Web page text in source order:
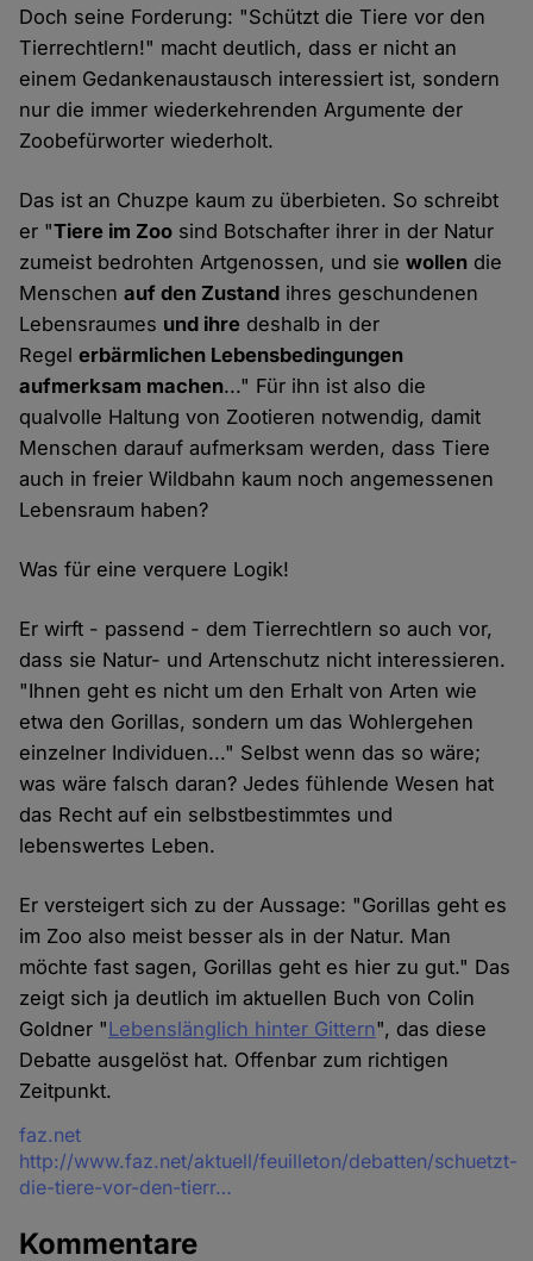
Doch seine Forderung: "Schützt die Tiere vor den
Tierrechtlern!" macht deutlich, dass er nicht an
einem Gedankenaustausch interessiert ist, sondern
nur die immer wiederkehrenden Argumente der
Zoobefürworter wiederholt.
Das ist an Chuzpe kaum zu überbieten. So schreibt
er "Tiere im Zoo sind Botschafter ihrer in der Natur
zumeist bedrohten Artgenossen, und siewollen die
Menschenauf den Zustand ihres geschundenen
Lebensraumes und ihre deshalb in der
Regelerbärmlichen Lebensbedingungen
aufmerksam machen..." Für ihn ist also die
qualvolle Haltung von Zootieren notwendig, damit
Menschen darauf aufmerksam werden, dass Tiere
auch in freier Wildbahn kaum noch angemessenen
Lebensraum haben?
Was für eine verquere Logik!
Er wirft - passend - dem Tierrechtlern so auch vor,
dass sie Natur- und Artenschutz nicht interessieren.
"Ihnen geht es nicht um den Erhalt von Arten wie
etwa den Gorillas, sondern um das Wohlergehen
einzelner Individuen..." Selbst wenn das so wäre;
was wäre falsch daran? Jedes fühlende Wesen hat
das Recht auf ein selbstbestimmtes und
lebenswertes Leben.
Er versteigert sich zu der Aussage: "Gorillas geht es
im Zoo also meist besser als in der Natur. Man
möchte fast sagen, Gorillas geht es hier zu gut." Das
zeigt sich ja deutlich im aktuellen Buch von Colin
Goldner "Lebenslänglich hinter Gittern", das diese
Debatte ausgelöst hat. Offenbar zum richtigen
Zeitpunkt.
Quelle
faz.net
http://www.faz.net/aktuell/feuilleton/debatten/schuetzt-
die-tiere-vor-den-tierr…
Kommentare